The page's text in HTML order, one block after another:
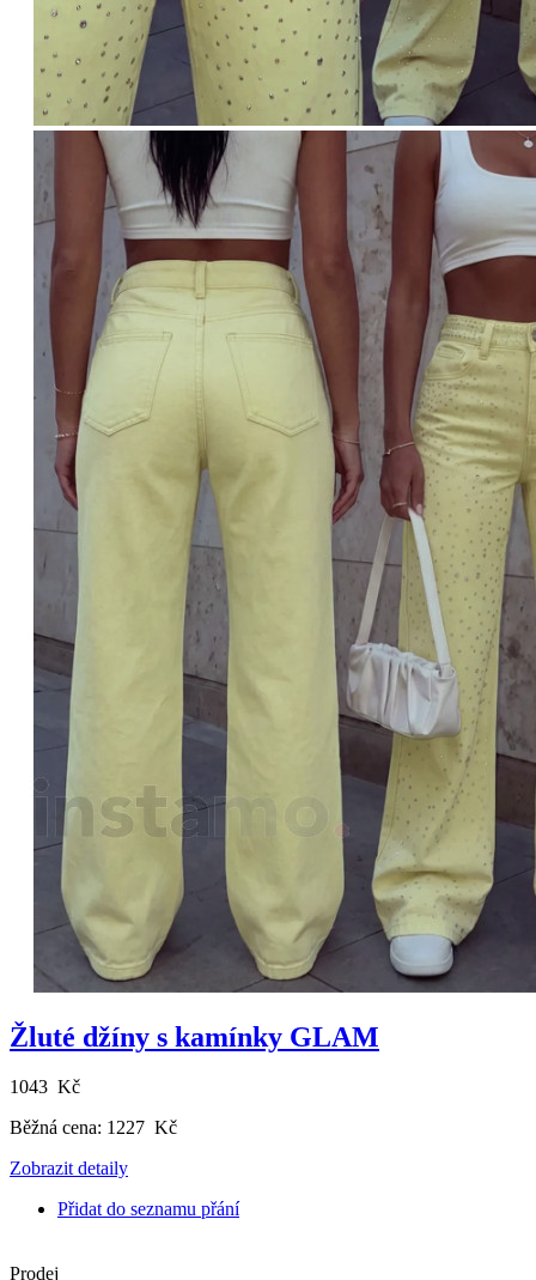
Žluté džíny s kamínky GLAM
1043 Kč
Běžná cena: 1227 Kč
Zobrazit detaily
Přidat do seznamu přání
Prodej